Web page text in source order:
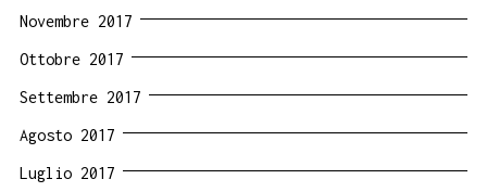
Novembre 2017
Ottobre 2017
Settembre 2017
Agosto 2017
Luglio 2017